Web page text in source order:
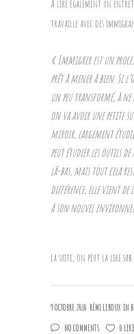
A lire également un
travaille avec des
« Immigrer est un
prêt à mener à bien. Si
un peu transformé, à
on va avoir une petite
miroir, largement
peut étudier les outils de
là-bas, mais tout cela
différence, elle vient de
à son nouvel
La suite, on peut la lire
9 OCTOBRE 2010 RÉMI LEROUX IN
NO COMMENTS
0